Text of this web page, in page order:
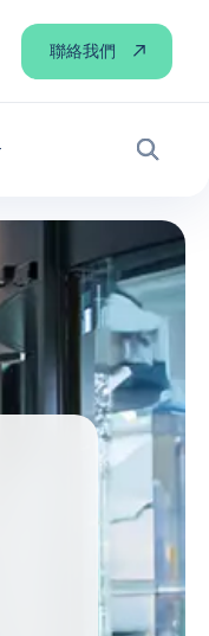
搜尋
聯絡我們